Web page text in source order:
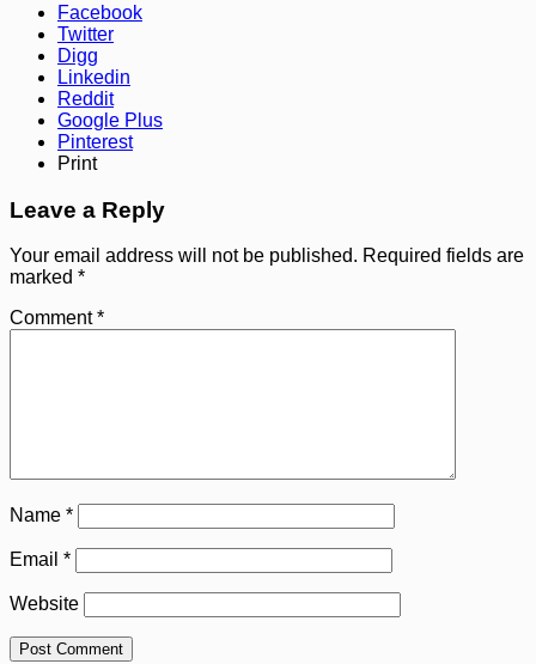
Facebook
Twitter
Digg
Linkedin
Reddit
Google Plus
Pinterest
Print
Leave a Reply
Your email address will not be published. Required fields are
marked *
Comment*
Name *
Email *
Website